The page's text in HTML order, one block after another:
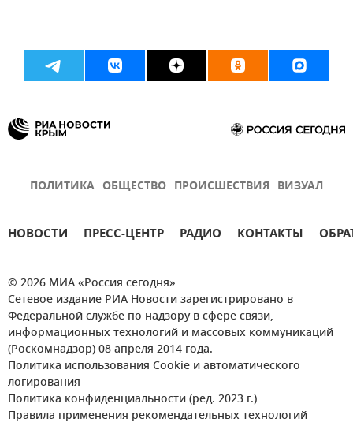
ПОЛИТИКА ОБЩЕСТВО ПРОИСШЕСТВИЯ ВИЗУАЛ
НОВОСТИ ПРЕСС-ЦЕНТР РАДИО КОНТАКТЫ
© 2026 МИА «Россия сегодня»
Сетевое издание РИА Новости зарегистрировано в
Федеральной службе по надзору в сфере связи,
информационных технологий и массовых коммуникаций
(Роскомнадзор) 08 апреля 2014 года.
Политика использования Cookie и автоматического
логирования
Политика конфиденциальности (ред. 2023 г.)
Правила применения рекомендательных технологий